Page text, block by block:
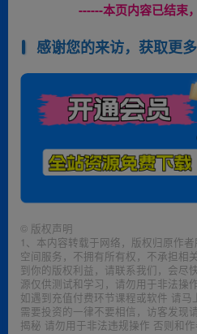
------本页内容已结束
感谢您的来访，获取更
© 版权声明
1、本内容转载于网络，版权归原作
空间服务，不拥有所有权，不承担相
到你的版权利益，请联系我们，会尽
源仅供测试和学习，请勿用于非法操
如遇到充值付费环节课程或软件 请
需要投资的一律不要相信，访客发现
揭秘 请勿用于非法违规操作 否则和